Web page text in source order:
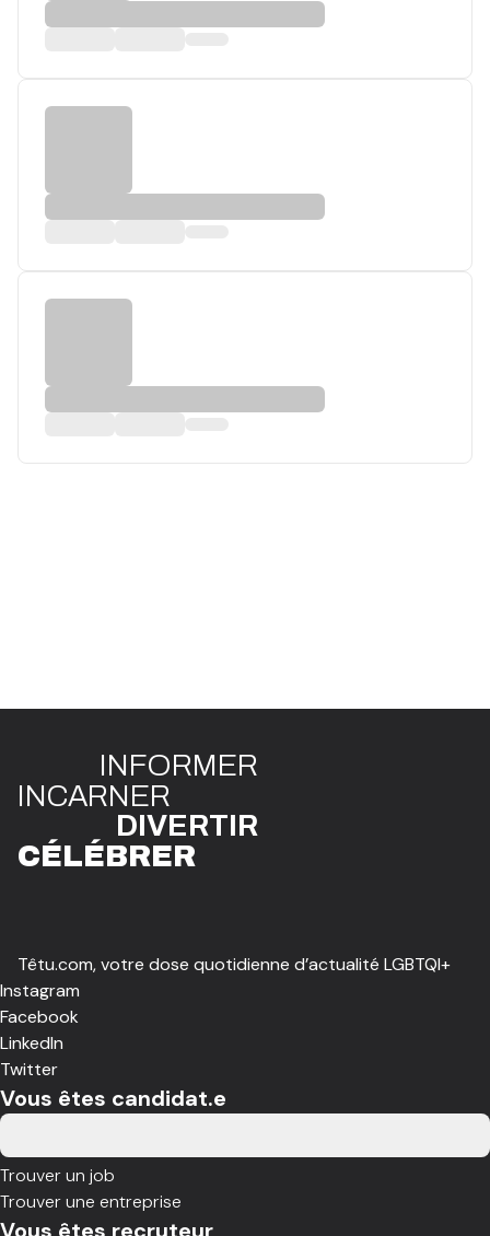
INFORMER
INCARNER
DIVERTIR
CÉLÉBRER
Têtu.com, votre dose quotidienne d’actualité LGBTQI+
Instagram
Facebook
LinkedIn
Twitter
Vous êtes candidat.e
Trouver un job
Trouver une entreprise